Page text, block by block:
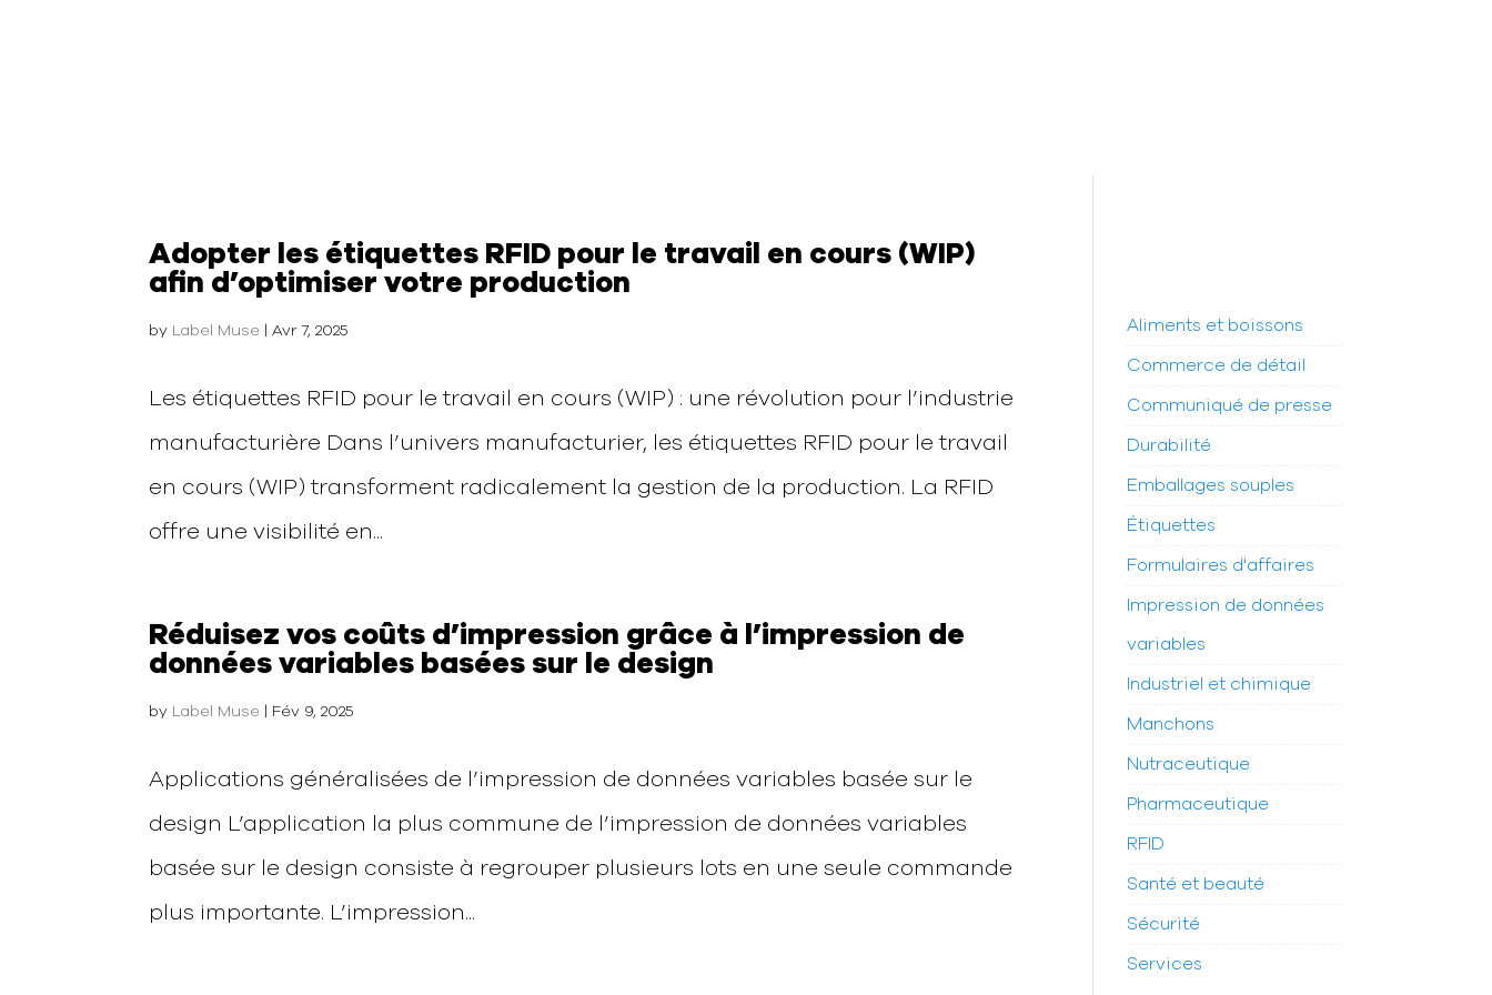
Adopter les étiquettes RFID pour le travail en cours (WIP)
afin d’optimiser votre production
by Label Muse |Avr 7, 2025
Les étiquettes RFID pour le travail en cours (WIP) : une révolution pour l’industrie
manufacturière Dans l’univers manufacturier, les étiquettes RFID pour le travail
en cours (WIP) transforment radicalement la gestion de la production. La RFID
offre une visibilité en...
Réduisez vos coûts d’impression grâce à l’impression de
données variables basées sur le design
by Label Muse Fév 9, 2025
Applications généralisées de l’impression de données variables basée sur le
design L’application la plus commune de l’impression de données variables
basée sur le design consiste à regrouper plusieurs lots en une seule commande
plus importante. L’impression...
Aliments et boissons
Commerce de détail
Communiqué de presse
Durabilité
Emballages souples
Étiquettes
Formulaires d'affaires
Impression de données
variables
Industriel et chimique
Manchons
Nutraceutique
Pharmaceutique
RFID
Santé et beauté
Sécurité
Services